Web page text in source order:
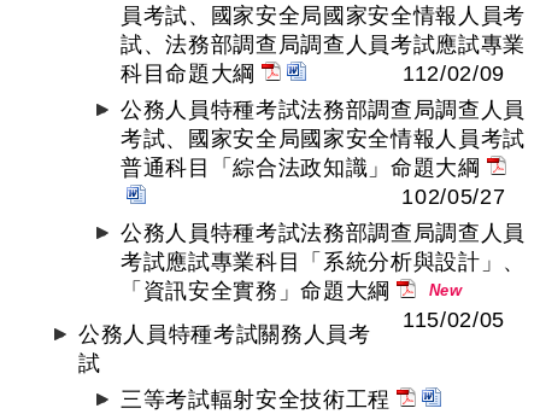
員考試、國家安全局國家安全情報人員考
試、法務部調查局調查人員考試應試專業
科目命題大綱
112/02/09
公務人員特種考試法務部調查局調查人員
考試、國家安全局國家安全情報人員考試
普通科目「綜合法政知識」命題大綱
102/05/27
公務人員特種考試法務部調查局調查人員
考試應試專業科目「系統分析與設計」、
「資訊安全實務」命題大綱
New
115/02/05
公務人員特種考試關務人員考
試
三等考試輻射安全技術工程